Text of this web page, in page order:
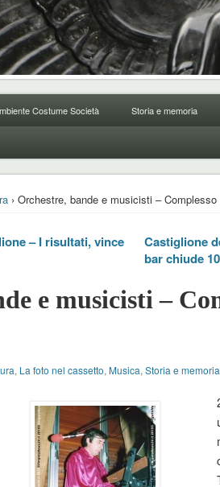
Costume Società Storia e memoria
› Orchestre, bande e musicisti –
– I risultati, vince
Castiglione
bar chiude
e musicisti –
, La foto nel cassetto, Musica, Storia e memoria